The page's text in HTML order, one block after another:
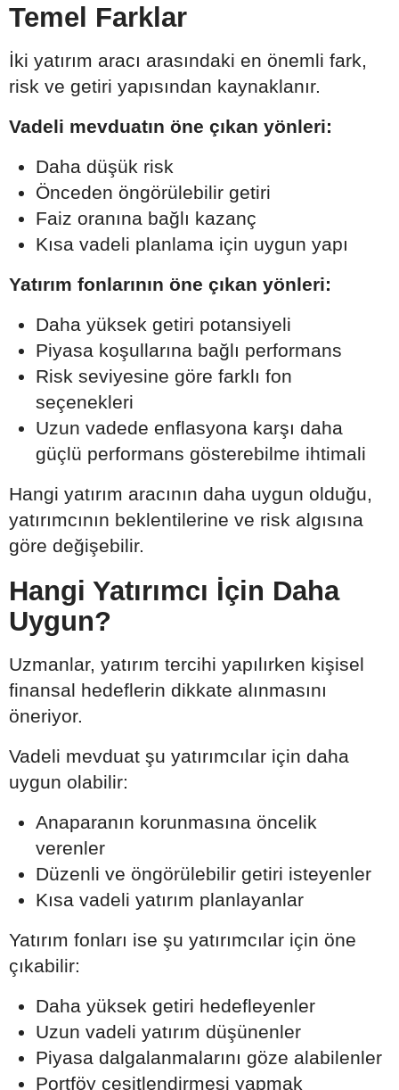
Temel Farklar
İki yatırım aracı arasındaki en önemli fark,
risk ve getiri yapısından kaynaklanır.
Vadeli mevduatın öne çıkan yönleri:
Daha düşük risk
Önceden öngörülebilir getiri
Faiz oranına bağlı kazanç
Kısa vadeli planlama için uygun yapı
Yatırım fonlarının öne çıkan yönleri:
Daha yüksek getiri potansiyeli
Piyasa koşullarına bağlı performans
Risk seviyesine göre farklı fon
seçenekleri
Uzun vadede enflasyona karşı daha
güçlü performans gösterebilme ihtimali
Hangi yatırım aracının daha uygun olduğu,
yatırımcının beklentilerine ve risk algısına
göre değişebilir.
Hangi Yatırımcı İçin Daha
Uygun?
Uzmanlar, yatırım tercihi yapılırken kişisel
finansal hedeflerin dikkate alınmasını
öneriyor.
Vadeli mevduat şu yatırımcılar için daha
uygun olabilir:
Anaparanın korunmasına öncelik
verenler
Düzenli ve öngörülebilir getiri isteyenler
Kısa vadeli yatırım planlayanlar
Yatırım fonları ise şu yatırımcılar için öne
çıkabilir:
Daha yüksek getiri hedefleyenler
Uzun vadeli yatırım düşünenler
Piyasa dalgalanmalarını göze alabilenler
Portföy çeşitlendirmesi yapmak